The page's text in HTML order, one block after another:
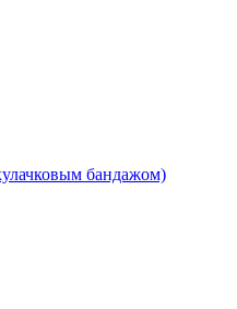
бандажом)